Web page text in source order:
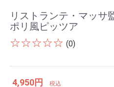
リストランテ・マッサ
ポリ風ピッツア
☆☆☆☆☆ (0)
4,950円 税込